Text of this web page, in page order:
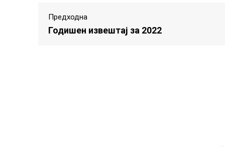
Предходна
Годишен извештај за 2022